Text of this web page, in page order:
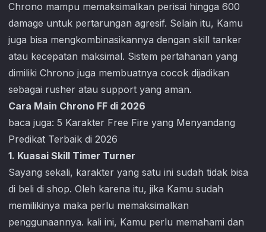
Chrono mampu memaksimalkan perisai hingga 600
damage untuk pertarungan agresif. Selain itu, Kamu
juga bisa mengkombinasikannya dengan skill tanker
atau kecepatan maksimal. Sistem pertahanan yang
dimiliki Chrono juga membuatnya cocok dijadikan
sebagai rusher atau support yang aman.
Cara Main Chrono FF di 2026
baca juga: 5 Karakter Free Fire yang Menyandang
Predikat Terbaik di 2026
1. Kuasai Skill Timer Turner
Sayang sekali, karakter yang satu ini sudah tidak bisa
di beli di shop. Oleh karena itu, jika Kamu sudah
memilikinya maka perlu memaksimalkan
penggunaannya. kali ini, Kamu perlu memahami dan